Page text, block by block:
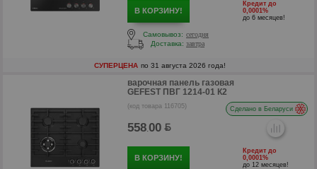
В КОРЗИНУ!
Кредит до
0,0001%
до 6 месяцев!
Самовывоз: сегодня
Доставка: завтра
СУПЕРЦЕНА по 31 августа 2026 года!
варочная панель газовая
GEFEST ПВГ 1214-01 К2
(код товара 116705) Сделано в Беларуси
558.00
В КОРЗИНУ!
Кредит до
0,0001%
до 12 месяцев!